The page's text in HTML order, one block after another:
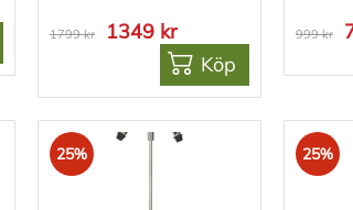
1799 kr
1349 kr
Köp
999 kr
25% 25%